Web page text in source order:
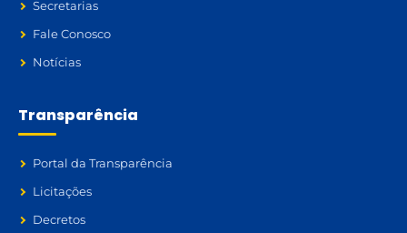
Secretarias
Fale Conosco
Notícias
Transparência
Portal da Transparência
Licitações
Decretos